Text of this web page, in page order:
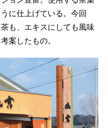
に仕上げている。今回
も、エキスにしても風味
案したもの。